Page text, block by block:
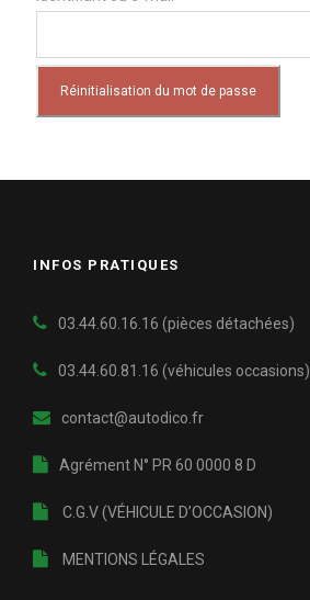
l
i
g
t
Réinitialisation du mot de passe
INFOS PRATIQUES
03.44.60.16.16 (pièces détachées)
03.44.60.81.16 (véhicules occasions)
contact@autodico.fr
Agrément N° PR 60 0000 8 D
C.G.V (VÉHICULE D’OCCASION)
MENTIONS LÉGALES